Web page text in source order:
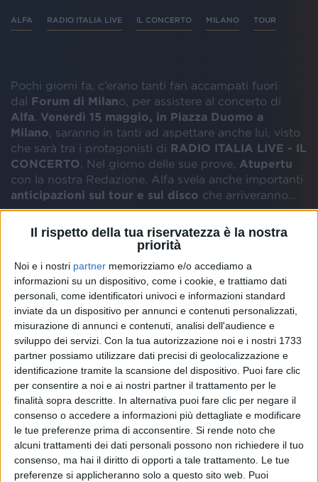
Il rispetto della tua riservatezza è la nostra
priorità
Noi e i nostri partner memorizziamo e/o accediamo a
informazioni su un dispositivo, come i cookie, e trattiamo dati
personali, come identificatori univoci e informazioni standard
inviate da un dispositivo per annunci e contenuti personalizzati,
misurazione di annunci e contenuti, analisi dell'audience e
sviluppo dei servizi. Con la tua autorizzazione noi e i nostri 1733
partner possiamo utilizzare dati precisi di geolocalizzazione e
identificazione tramite la scansione del dispositivo. Puoi fare clic
per consentire a noi e ai nostri partner il trattamento per le
finalità sopra descritte. In alternativa puoi fare clic per negare il
consenso o accedere a informazioni più dettagliate e modificare
le tue preferenze prima di acconsentire. Si rende noto che
alcuni trattamenti dei dati personali possono non richiedere il tuo
consenso, ma hai il diritto di opporti a tale trattamento. Le tue
preferenze si applicheranno solo a questo sito web. Puoi
ALFA RADIO ITALIA LIVE IL CONCERTO MILANO TOUR
Pochi giorni fa, c’erano tanti fan accampati fuori
dal Forum di Milano, per assistere al concerto di
Alfa
Venerdì 15 maggio, in Piazza Duomo a
Milano , saranno in tanti ad aspettare anche lui, visto
che sarà tra i protagonisti di RADIO ITALIA LIVE - IL
CONCERTO . Nel giorno delle sue prove, Atupertu
con la nostra Redazione, Alfa svela anche importanti
anticipazioni sul tour e sul disco che arriveranno…
Io sono andato solo una volta sotto all’hotel di
”, ricorda Alfa, ancora
tutte le persone che, pur di essere nelle prime file al
Forum, si sono messe in coda al freddodalla notte
prima. Ormai, il fatto che lui vada a trovarle è
diventatauna tradizione:“Porto io la pizza ai
ragazzi perché non me lo spiego… Almeno
mangiano! ”.
L’amore per le canzoni di Alfa arriva fino ai…
matrimoni
. In una festa di nozze, di recente, sono
apparse anche delle bottiglie di vino ispirate a“Il
filo rosso
Su quella canzone in particolare ci sono
tante storie, ho un sacco di video di matrimoni
commoventi. Mi fa piacere”,commentail cantante,
dopo aver fatto le prove in Piazza Duomo.